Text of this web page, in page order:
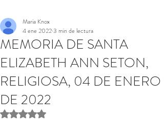
MEMORIA DE SANTA
ELIZABETH ANN SETON,
RELIGIOSA, 04 DE ENERO
DE 2022
Maria Knox
4 ene 20223 min de lectura
Obtuvo NaN de 5 estrellas.